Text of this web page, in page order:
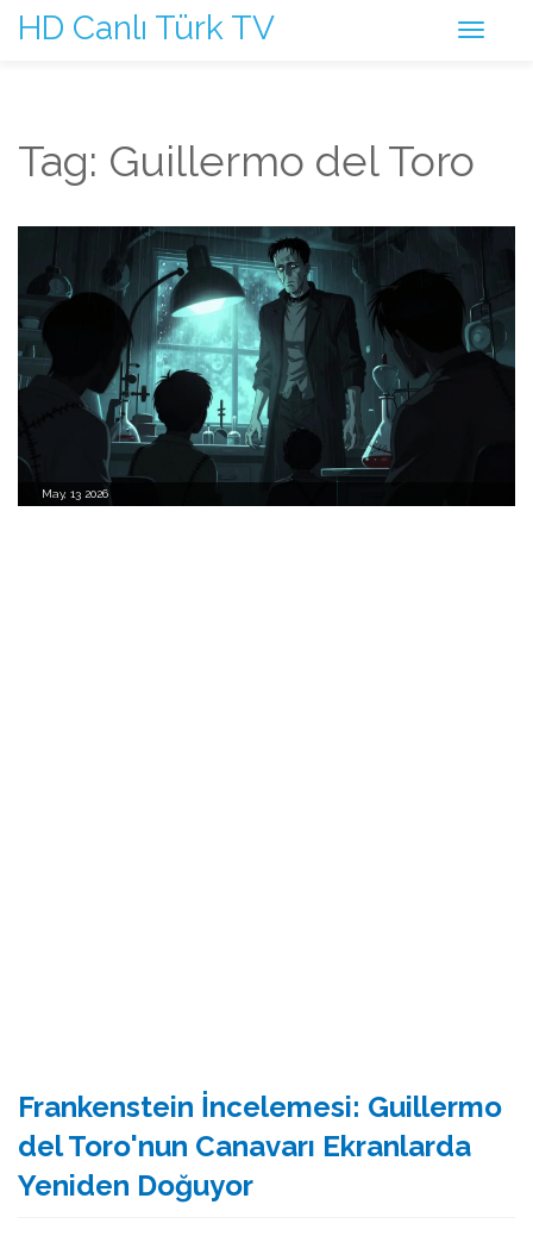
HD Canlı Türk TV
Tag: Guillermo del Toro
May, 13 2026
Frankenstein İncelemesi: Guillermo
del Toro'nun Canavarı Ekranlarda
Yeniden Doğuyor